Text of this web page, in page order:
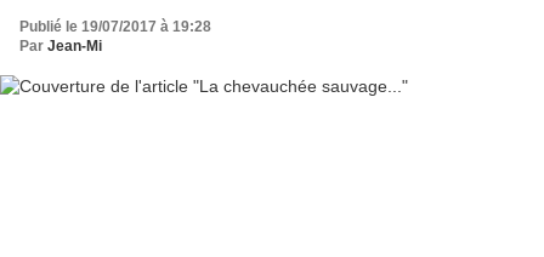
Publié le 19/07/2017 à 19:28
Par Jean-Mi